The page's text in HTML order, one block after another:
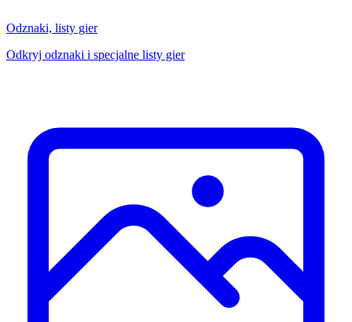
Odznaki, listy gier
Odkryj odznaki i specjalne listy gier